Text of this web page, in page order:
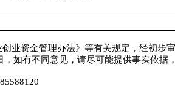
业资金管理办法》等有关规定，经初步
，如有不同意见，请尽可能提供事实依